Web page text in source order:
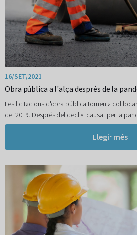
16/SET/2021
Obra pública a l'alça després de la
Les licitacions d'obra pública tornen a
del 2019. Després del declivi causat per la
Llegir més